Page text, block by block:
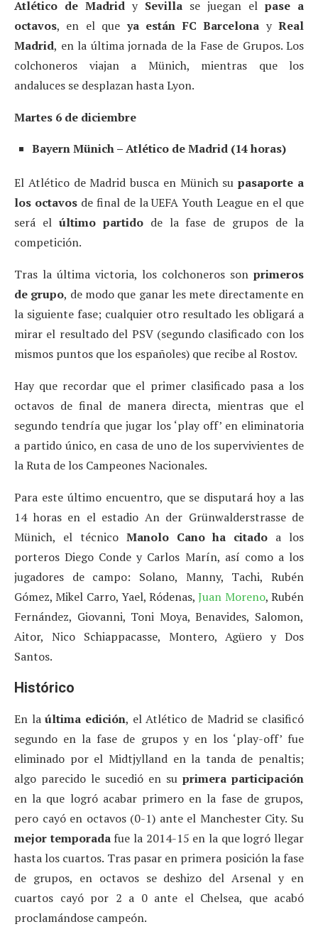
Atlético de Madrid y Sevilla se juegan el pase a
octavos, en el queya están FC Barcelona yReal
Madrid, en la última jornada de la Fase de Grupos. Los
colchoneros viajan a Münich, mientras que los
andaluces se desplazan hasta Lyon.
Martes 6 de diciembre
Bayern Münich – Atlético de Madrid (14 horas)
El Atlético de Madrid busca en Münich supasaporte a
los octavosde final de la UEFA Youth League en el que
será el último partidode la fase de grupos de la
competición.
Tras la última victoria, los colchoneros son primeros
de grupo, de modo que ganar les mete directamente en
la siguiente fase; cualquier otro resultado les obligará a
mirar el resultado del PSV (segundo clasificado con los
mismos puntos que los españoles) que recibe al Rostov.
Hay que recordar que el primer clasificado pasa a los
octavos de final de manera directa, mientras que el
segundo tendría que jugar los ‘play off’ en eliminatoria
a partido único, en casa de uno de los supervivientes de
la Ruta de los Campeones Nacionales.
Para este último encuentro, que se disputará hoy a las
14 horas en el estadio An der Grünwalderstrasse de
Münich, el técnico Manolo Cano ha citado a los
porteros Diego Conde y Carlos Marín, así como a los
jugadores de campo: Solano, Manny, Tachi, Rubén
Gómez, Mikel Carro, Yael, Ródenas, Juan Moreno, Rubén
Fernández, Giovanni, Toni Moya, Benavides, Salomon,
Aitor, Nico Schiappacasse, Montero, Agüero y Dos
Santos.
Histórico
En laúltima edición, el Atlético de Madrid se clasificó
segundo en la fase de grupos y en los ‘play-off’ fue
eliminado por el Midtjylland en la tanda de penaltis;
algo parecido le sucedió en su primera participación
en la que logró acabar primero en la fase de grupos,
pero cayó en octavos (0-1) ante el Manchester City. Su
mejor temporadafue la 2014-15 en la que logró llegar
hasta los cuartos. Tras pasar en primera posición la fase
de grupos, en octavos se deshizo del Arsenal y en
cuartos cayó por 2 a 0 ante el Chelsea, que acabó
proclamándose campeón.